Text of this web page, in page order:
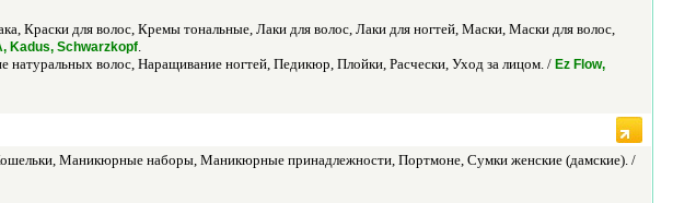
Краски для волос, Кремы тональные, Лаки для волос, Лаки для ногтей, Маски, Маски для волос,
Kadus, Schwarzkopf.
волос, Наращивание ногтей, Педикюр, Плойки, Расчески, Уход за лицом. / Ez Flow,
Маникюрные наборы, Маникюрные принадлежности, Портмоне, Сумки женские (дамские). /